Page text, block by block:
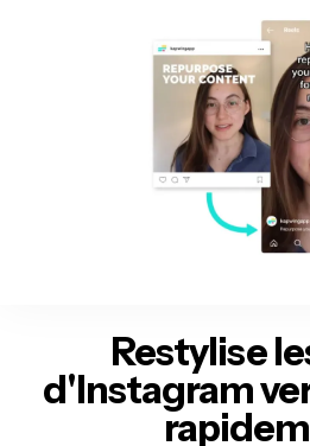
Restylise
d'Instagram